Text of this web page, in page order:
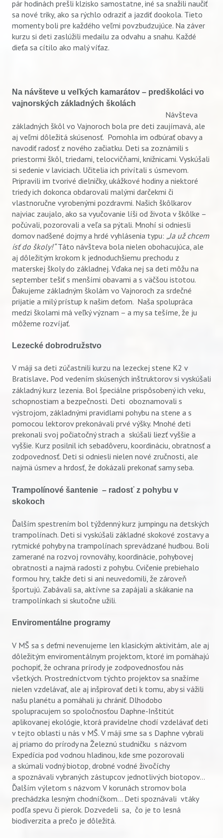
pár hodinách prešli klzisko samostatne, iné sa snažili naučiť
sa nové triky, ako sa rýchlo odraziť a jazdiť dookola. Tieto
momenty boli pre každého veľmi povzbudzujúce. Na záver
kurzu si deti zaslúžili medailu za odvahu a snahu. Každé
dieťa sa cítilo ako malý víťaz.
Na návšteve u veľkých kamarátov – predškoláci vo
vajnorských základných školách
Návšteva
základných škôl vo Vajnoroch bola pre deti zaujímavá, ale
aj veľmi dôležitá skúsenosť. Pomohla im odbúrať obavy a
navodiť radosť z nového začiatku. Deti sa zoznámili s
priestormi škôl, triedami, telocvičňami, knižnicami. Vyskúšali
si sedenie v laviciach. Učitelia ich privítali s úsmevom.
Pripravili im tvorivé dielničky, ukážkové hodiny a niektoré
triedy ich dokonca obdarovali malými darčekmi či
vlastnoručne vyrobenými pozdravmi. Našich škôlkarov
najviac zaujalo, ako sa vyučovanie líši od života v škôlke –
počúvali, pozorovali a veľa sa pýtali. Mnohí si odniesli
domov nadšené dojmy a hrdé vyhlásenia typu: „Ja už chcem
ísť do školy!“Táto návšteva bola nielen obohacujúca, ale
aj dôležitým krokom k jednoduchšiemu prechodu z
materskej školy do základnej. Vďaka nej sa deti môžu na
september tešiť s menšími obavami a s väčšou istotou.
Ďakujeme základným školám vo Vajnoroch za srdečné
prijatie a milý prístup k našim deťom. Naša spolupráca
medzi školami má veľký význam – a my sa tešíme, že ju
môžeme rozvíjať.
Lezecké dobrodružstvo
V máji sa deti zúčastnili kurzu na lezeckej stene K2 v
Bratislave. Pod vedením skúsených inštruktorov si vyskúšali
základný kurz lezenia. Bol špeciálne prispôsobený ich veku,
schopnostiam a bezpečnosti. Deti oboznamovali s
výstrojom, základnými pravidlami pohybu na stene a s
pomocou lektorov prekonávali prvé výšky. Mnohé deti
prekonali svoj počiatočný strach a skúšali liezť vyššie a
vyššie. Kurz posilnil ich sebadôveru, koordináciu, obratnosť a
zodpovednosť. Deti si odniesli nielen nové zručnosti, ale
najmä úsmev a hrdosť, že dokázali prekonať samy seba.
Trampolínové šantenie – radosť z pohybu v
skokoch
Ďalším spestrením bol týždenný kurz jumpingu na detských
trampolínach. Deti si vyskúšali základné skokové zostavy a
rytmické pohyby na trampolínach sprevádzané hudbou. Boli
zamerané na rozvoj rovnováhy, koordinácie, pohybovej
obratnosti a najmä radosti z pohybu. Cvičenie prebiehalo
formou hry, takže deti si ani neuvedomili, že zároveň
športujú. Zabávali sa, aktívne sa zapájali a skákanie na
trampolínkach si skutočne užili.
Enviromentálne programy
V MŠ sa s deťmi nevenujeme len klasickým aktivitám, ale aj
dôležitým enviromentálnym projektom, ktoré im pomáhajú
pochopiť, že ochrana prírody je zodpovednosťou nás
všetkých. Prostredníctvom týchto projektov sa snažíme
nielen vzdelávať, ale aj inšpirovať deti k tomu, aby si vážili
našu planétu a pomáhali ju chrániť. Dlhodobo
spolupracujem so spoločnosťou Daphne-Inštitút
aplikovanej ekológie, ktorá pravidelne chodí vzdelávať deti
v tejto oblasti u nás v MŠ. V máji sme sa s Daphne vybrali
aj priamo do prírody na Železnú studničku s názvom
Expedícia pod vodnou hladinou, kde sme pozorovali
a skúmali vodný biotop, drobné vodné živočíchy
a spoznávali vybraných zástupcov jednotlivých biotopov...
Ďalším výletom s názvom V korunách stromov bola
prechádzka lesným chodníčkom... Deti spoznávali vtáky
podľa spevu či pierok. Dozvedeli sa, čo je to lesná
biodiverzita a prečo je dôležitá.